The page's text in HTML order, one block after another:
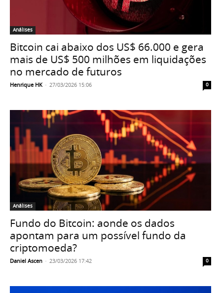
Análises
Bitcoin cai abaixo dos US$ 66.000 e gera
mais de US$ 500 milhões em liquidações
no mercado de futuros
Henrique HK - 27/03/2026 15:06 0
Análises
Fundo do Bitcoin: aonde os dados
apontam para um possível fundo da
criptomoeda?
Daniel Ascen - 23/03/2026 17:42 0